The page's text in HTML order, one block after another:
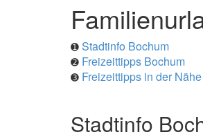
➊ Stadtinfo Bochum
➋ Freizeittipps Bochum
➌ Freizeittipps in der
Stadtinfo